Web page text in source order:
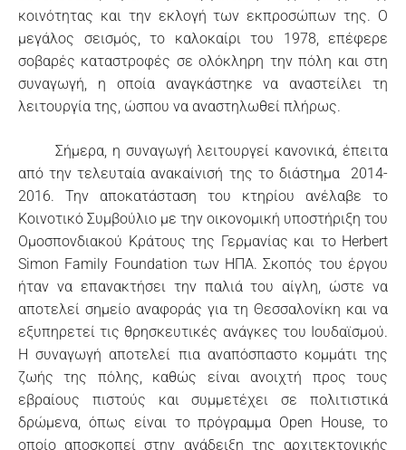
κοινότητας και την εκλογή των εκπροσώπων της. Ο
μεγάλος σεισμός, το καλοκαίρι του 1978, επέφερε
σοβαρές καταστροφές σε ολόκληρη την πόλη και στη
συναγωγή, η οποία αναγκάστηκε να αναστείλει τη
λειτουργία της, ώσπου να αναστηλωθεί πλήρως.
Σήμερα, η συναγωγή λειτουργεί κανονικά, έπειτα
από την τελευταία ανακαίνισή της το διάστημα 2014-
2016. Την αποκατάσταση του κτηρίου ανέλαβε το
Κοινοτικό Συμβούλιο με την οικονομική υποστήριξη του
Ομοσπονδιακού Κράτους της Γερμανίας και το Herbert
Simon Family Foundation των ΗΠΑ. Σκοπός του έργου
ήταν να επανακτήσει την παλιά του αίγλη, ώστε να
αποτελεί σημείο αναφοράς για τη Θεσσαλονίκη και να
εξυπηρετεί τις θρησκευτικές ανάγκες του Ιουδαϊσμού.
Η συναγωγή αποτελεί πια αναπόσπαστο κομμάτι της
ζωής της πόλης, καθώς είναι ανοιχτή προς τους
εβραίους πιστούς και συμμετέχει σε πολιτιστικά
δρώμενα, όπως είναι το πρόγραμμα Open House, το
οποίο αποσκοπεί στην ανάδειξη της αρχιτεκτονικής